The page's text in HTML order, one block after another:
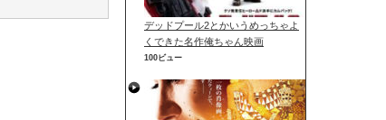
デッドプール2とかいうめっちゃよ
くできた名作俺ちゃん映画
100ビュー